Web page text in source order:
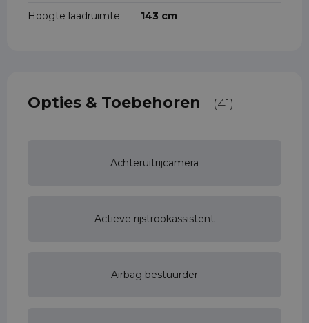
Hoogte laadruimte 143 cm
Opties & Toebehoren (41)
Achteruitrijcamera
Actieve rijstrookassistent
Airbag bestuurder